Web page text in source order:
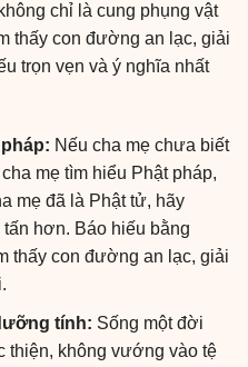
chỉ là cung phụng vật
thấy con đường an lạc, giải
trọn vẹn và ý nghĩa nhất
Nếu cha mẹ chưa biết
mẹ tìm hiểu Phật pháp,
mẹ đã là Phật tử, hãy
hơn. Báo hiếu bằng
thấy con đường an lạc, giải
tính: Sống một đời
thiện, không vướng vào tệ